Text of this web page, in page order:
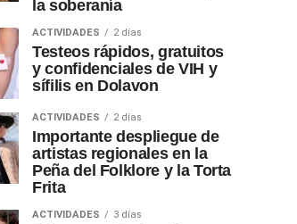
la soberanía
ACTIVIDADES 2 días
Testeos rápidos, gratuitos
y confidenciales de VIH y
sífilis en Dolavon
ACTIVIDADES 2 días
Importante despliegue de
artistas regionales en la
Peña del Folklore y la Torta
Frita
ACTIVIDADES 3 días